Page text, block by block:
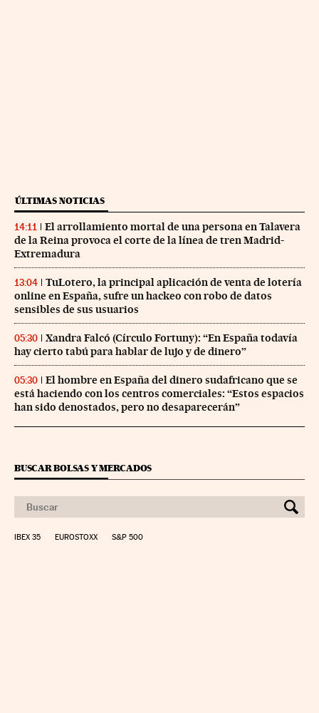
ÚLTIMAS NOTICIAS
14:11
El arrollamiento mortal de una persona en Talavera
de la Reina provoca el corte de la línea de tren Madrid-
Extremadura
13:04
TuLotero, la principal aplicación de venta de lotería
online en España, sufre un hackeo con robo de datos
sensibles de sus usuarios
05:30
Xandra Falcó (Círculo Fortuny): “En España todavía
hay cierto tabú para hablar de lujo y de dinero”
05:30
El hombre en España del dinero sudafricano que se
está haciendo con los centros comerciales: “Estos espacios
han sido denostados, pero no desaparecerán”
BUSCAR BOLSAS Y MERCADOS
IBEX 35 EUROSTOXX S&P 500